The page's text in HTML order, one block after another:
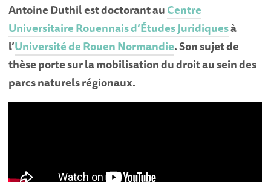
Antoine Duthil est doctorant auCentre
Universitaire Rouennais d’Études Juridiquesà
l’Université de Rouen Normandie. Son sujet de
thèse porte sur la mobilisation du droit au sein des
parcs naturels régionaux.